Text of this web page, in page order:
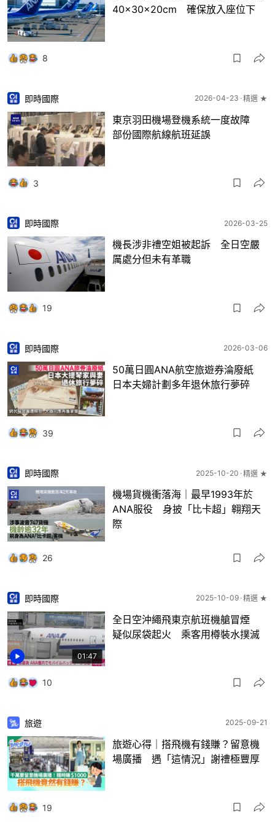
40×30×20cm 確保放入座位下
8
即時國際 2026-04-23 精選 ★
東京羽田機場登機系統一度故障
部份國際航線航班延誤
3
即時國際 2026-03-25
機長涉非禮空姐被起訴 全日空嚴
厲處分但未有革職
19
即時國際 2026-03-06
50萬日圓ANA航空旅遊券淪廢紙
日本夫婦計劃多年退休旅行夢碎
39
即時國際 2025-10-20 精選 ★
機場貨機衝落海｜最早1993年於
ANA服役 身披「比卡超」翱翔天
際
26
01:47
即時國際 2025-10-09 精選 ★
全日空沖繩飛東京航班機艙冒煙
疑似尿袋起火 乘客用樽裝水撲滅
10
旅遊 2025-09-21
旅遊心得｜搭飛機有錢賺？留意機
場廣播 遇「這情況」謝禮極豐厚
19